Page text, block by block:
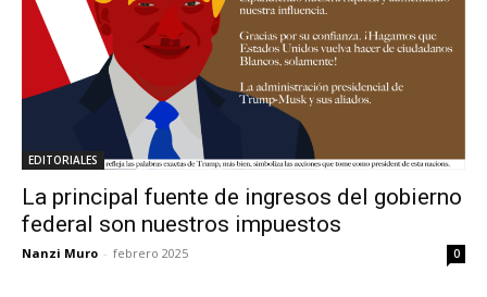
EDITORIALES
La principal fuente de ingresos del gobierno
federal son nuestros impuestos
Nanzi Muro - febrero 2025 0